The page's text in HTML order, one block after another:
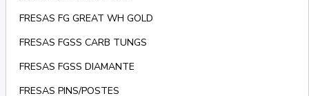
FRESAS FG GREAT WH GOLD
FRESAS FGSS CARB TUNGS
FRESAS FGSS DIAMANTE
FRESAS PINS/POSTES